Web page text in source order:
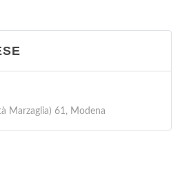
Marzaglia) 61, Modena